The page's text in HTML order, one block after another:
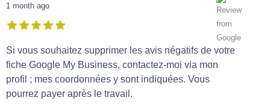
1 month ago
Si vous souhaitez supprimer les avis négatifs de votre
fiche Google My Business, contactez-moi via mon
profil ; mes coordonnées y sont indiquées. Vous
pourrez payer après le travail.